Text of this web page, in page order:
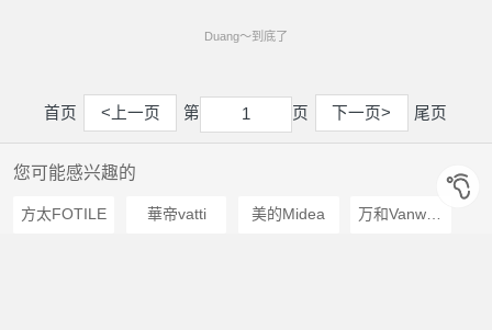
Duang～到底了
首页 <上一页 第
1
1
页 下一页> 尾页
您可能感兴趣的
方太FOTILE 華帝vatti 美的Midea